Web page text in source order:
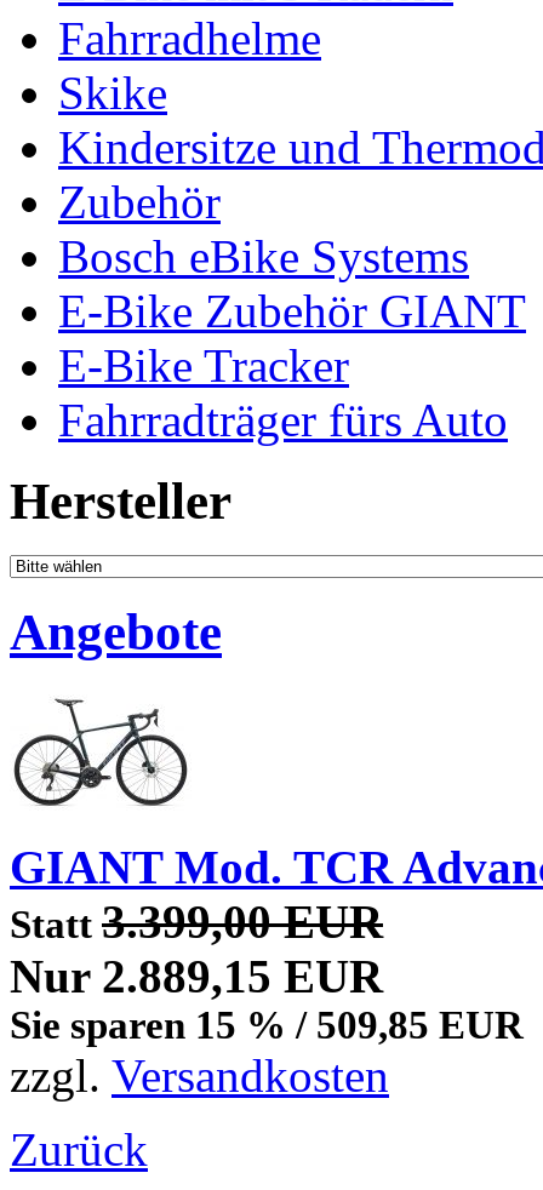
Fahrradhelme
Skike
Kindersitze und
Zubehör
Bosch eBike Systems
E-Bike Zubehör GIANT
E-Bike Tracker
Fahrradträger fürs Auto
Hersteller
Angebote
GIANT Mod. TCR
Statt 3.399,00 EUR
Nur 2.889,15 EUR
Sie sparen 15 % / 509,85 EUR
zzgl. Versandkosten
Zurück